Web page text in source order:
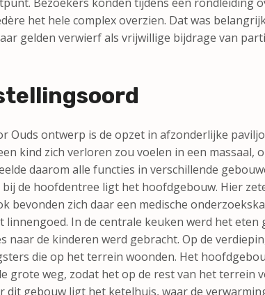
het hele complex overzien. Dat was
gelden verwierf als vrijwillige bijdrage van
Ouds ontwerp is de opzet in afzonderlijke
kind zich verloren zou voelen in een massaal,
daarom alle functies in verschillende
de hoofdentree ligt het hoofdgebouw. Hier
bevonden zich daar een medische
linnengoed. In de centrale keuken werd het eten
naar de kinderen werd gebracht. Op de
die op het terrein woonden. Het
grote weg, zodat het op de rest van het terrein
dit gebouw ligt het ketelhuis, waar de